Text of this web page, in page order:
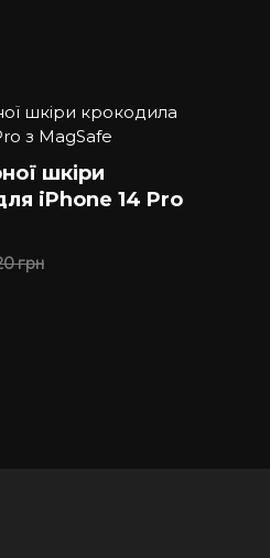
шкіри
iPhone 14 Pro
грн